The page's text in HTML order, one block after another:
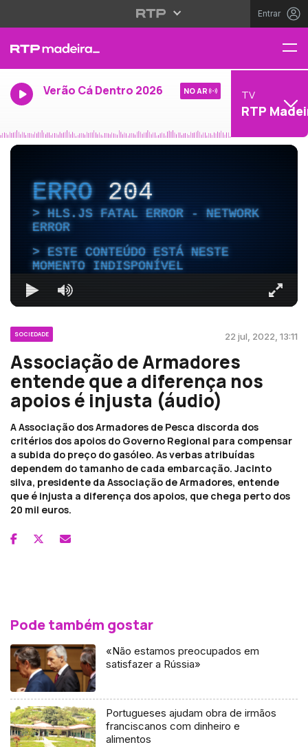
Entrar
Verão Cá Dentro 2026 NO AR TV
RTP
ERRO204
HLS.JS FATAL ERROR - NETWORK
ERROR
ESTE CONTEÚDO ESTÁ NESTE
MOMENTO INDISPONÍVEL
SOCIEDADE 22 jul, 2022, 13:11
Associação de Armadores
entende que a diferença nos
apoios é injusta (áudio)
A Associação dos Armadores de Pesca discorda dos
critérios dos apoios do Governo Regional para compensar
a subida do preço do gasóleo. As verbas atribuídas
dependem do tamanho de cada embarcação. Jacinto
silva, presidente da Associação de Armadores, entende
que é injusta a diferença dos apoios, que chega perto dos
20 mil euros.
Pode também gostar
«Não estamos preocupados em
satisfazer a Rússia»
Portugueses ajudam obra de irmãos
franciscanos com dinheiro e
alimentos